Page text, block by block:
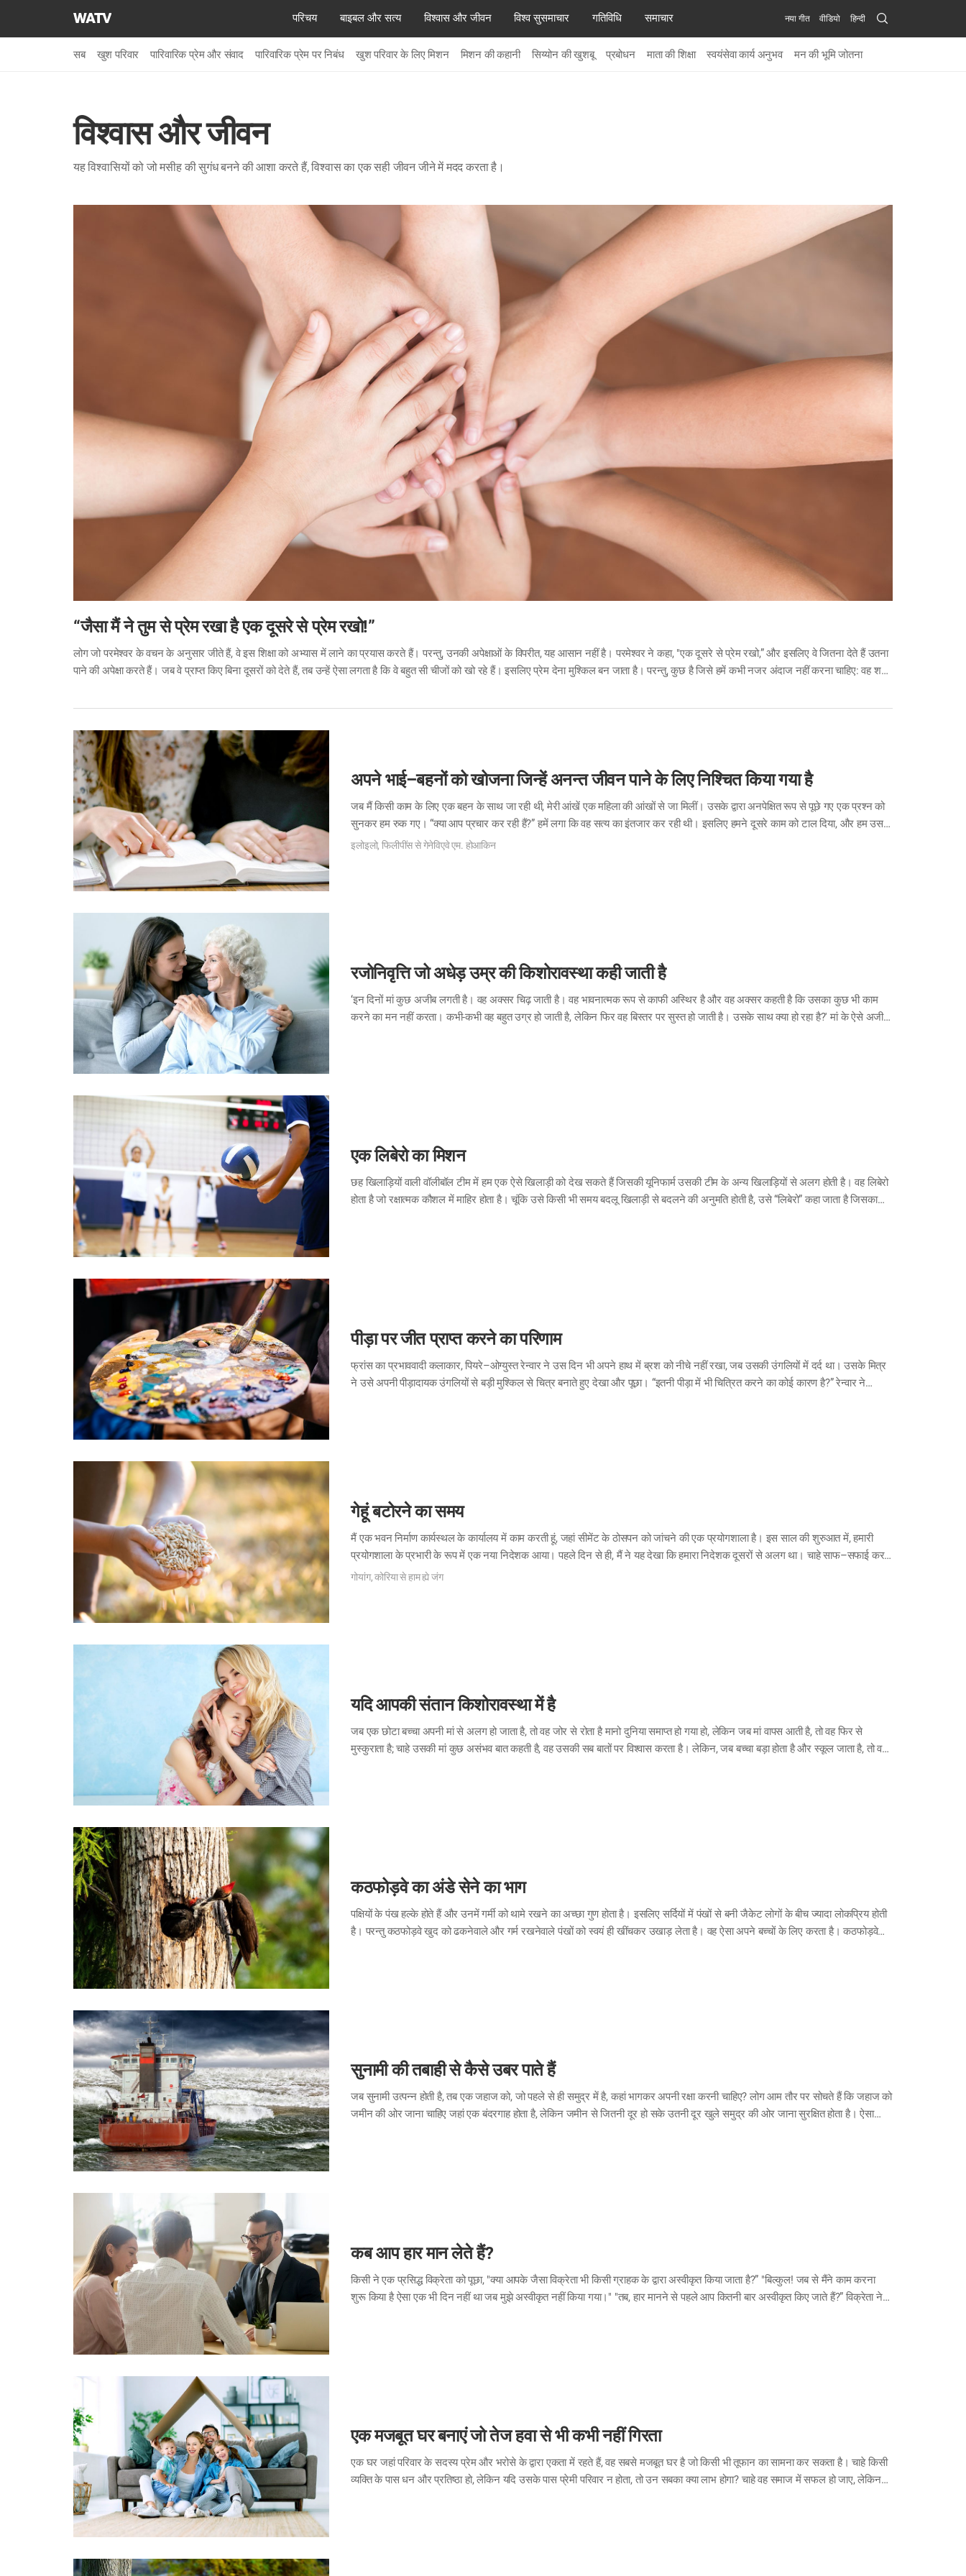
चर्च
गॉड
परिचय बाइबल और सत्य विश्वास और जीवन विश्व सुसमाचार गतिविधि समाचार नया गीत वीडियो हिन्दी Search
Submit
सब खुश परिवार पारिवारिक प्रेम और संवाद पारिवारिक प्रेम पर निबंध खुश परिवार के लिए मिशन मिशन की कहानी सिय्योन की खुशबू प्रबोधन माता की शिक्षा स्वयंसेवा कार्य अनुभव मन की भूमि जोतना
विश्वास और जीवन
यह विश्वासियों को जो मसीह की सुगंध बनने की आशा करते हैं, विश्वास का एक सही जीवन जीने में मदद करता है।
“जैसा मैं ने तुम से प्रेम रखा है एक दूसरे से प्रेम रखो!”
लोग जो परमेश्वर के वचन के अनुसार जीते हैं, वे इस शिक्षा को अभ्यास में लाने का प्रयास करते हैं। परन्तु, उनकी अपेक्षाओं के विपरीत, यह आसान नहीं है। परमेश्वर ने कहा, "एक दूसरे से प्रेम रखो,” और इसलिए वे जितना देते हैं उतना
पाने की अपेक्षा करते हैं। जब वे प्राप्त किए बिना दूसरों को देते हैं, तब उन्हें ऐसा लगता है कि वे बहुत सी चीजों को खो रहे हैं। इसलिए प्रेम देना मुश्किल बन जाता है। परन्तु, कुछ है जिसे हमें कभी नजर अंदाज नहीं करना चाहिए: वह शर्त
अपने भाई–बहनों को खोजना जिन्हें अनन्त जीवन पाने के लिए निश्चित किया गया है
जब मैं किसी काम के लिए एक बहन के साथ जा रही थी, मेरी आंखें एक महिला की आंखों से जा मिलीं। उसके द्वारा अनपेक्षित रूप से पूछे गए एक प्रश्न को
सुनकर हम रुक गए। “क्या आप प्रचार कर रही हैं?” हमें लगा कि वह सत्य का इंतजार कर रही थी। इसलिए हमने दूसरे काम को टाल दिया, और हम उससे
बात करने लगीं। जब हमने उससे कहा कि हम चर्च ऑफ गॉड से हैं और हम स्वर्गीय माता के बारे में प्रचार कर रही हैं, तब उसकी आंखों में जिज्ञासा का भाव
इलोइलो, फिलीपींस से गेनेविएवे एम. होआकिन
रजोनिवृत्ति जो अधेड़ उम्र की किशोरावस्था कही जाती है
‘इन दिनों मां कुछ अजीब लगती है। वह अक्सर चिढ़ जाती है। वह भावनात्मक रूप से काफी अस्थिर है और वह अक्सर कहती है कि उसका कुछ भी काम
करने का मन नहीं करता। कभी-कभी वह बहुत उग्र हो जाती है, लेकिन फिर वह बिस्तर पर सुस्त हो जाती है। उसके साथ क्या हो रहा है?' मां के ऐसे अजीब
एक लिबेरो का मिशन
छह खिलाड़ियों वाली वॉलीबॉल टीम में हम एक ऐसे खिलाड़ी को देख सकते हैं जिसकी यूनिफार्म उसकी टीम के अन्य खिलाड़ियों से अलग होती है। वह लिबेरो
होता है जो रक्षात्मक कौशल में माहिर होता है। चूंकि उसे किसी भी समय बदलू खिलाड़ी से बदलने की अनुमति होती है, उसे “लिबेरो” कहा जाता है जिसका
पीड़ा पर जीत प्राप्त करने का परिणाम
फ्रांस का प्रभाववादी कलाकार, पियरे–ओग्युस्त रेन्वार ने उस दिन भी अपने हाथ में ब्रश को नीचे नहीं रखा, जब उसकी उंगलियों में दर्द था। उसके मित्र
ने उसे अपनी पीड़ादायक उंगलियों से बड़ी मुश्किल से चित्र बनाते हुए देखा और पूछा। “इतनी पीड़ा में भी चित्रित करने का कोई कारण है?” रेन्वार ने
गेहूं बटोरने का समय
मैं एक भवन निर्माण कार्यस्थल के कार्यालय में काम करती हूं, जहां सीमेंट के ठोसपन को जांचने की एक प्रयोगशाला है। इस साल की शुरुआत में, हमारी
प्रयोगशाला के प्रभारी के रूप में एक नया निदेशक आया। पहले दिन से ही, मैं ने यह देखा कि हमारा निदेशक दूसरों से अलग था। चाहे साफ–सफाई करने
वाली कम्पनी से एक कर्मचारी हमारे कार्यालय की सफाई करने आता था, इस बात की चिन्ता करते हुए कि एक कर्मचारी के लिए दोनों मंजिल साफ करना
गोयांग, कोरिया से हाम ह्ये जंग
यदि आपकी संतान किशोरावस्था में है
जब एक छोटा बच्चा अपनी मां से अलग हो जाता है, तो वह जोर से रोता है मानो दुनिया समाप्त हो गया हो, लेकिन जब मां वापस आती है, तो वह फिर से
मुस्कुराता है; चाहे उसकी मां कुछ असंभव बात कहती है, वह उसकी सब बातों पर विश्वास करता है। लेकिन, जब बच्चा बड़ा होता है और स्कूल जाता है, तो वह
कठफोड़वे का अंडे सेने का भाग
पक्षियों के पंख हल्के होते हैं और उनमें गर्मी को थामे रखने का अच्छा गुण होता है। इसलिए सर्दियों में पंखों से बनी जैकेट लोगों के बीच ज्यादा लोकप्रिय होती
है। परन्तु कठफोड़वे खुद को ढकनेवाले और गर्म रखनेवाले पंखों को स्वयं ही खींचकर उखाड़ लेता है। वह ऐसा अपने बच्चों के लिए करता है। कठफोड़वे
सुनामी की तबाही से कैसे उबर पाते हैं
जब सुनामी उत्पन्न होती है, तब एक जहाज को, जो पहले से ही समुद्र में है, कहां भागकर अपनी रक्षा करनी चाहिए? लोग आम तौर पर सोचते हैं कि जहाज को
जमीन की ओर जाना चाहिए जहां एक बंदरगाह होता है, लेकिन जमीन से जितनी दूर हो सके उतनी दूर खुले समुद्र की ओर जाना सुरक्षित होता है। ऐसा
कब आप हार मान लेते हैं?
किसी ने एक प्रसिद्ध विक्रेता को पूछा, "क्या आपके जैसा विक्रेता भी किसी ग्राहक के द्वारा अस्वीकृत किया जाता है?” "बिल्कुल! जब से मैंने काम करना
शुरू किया है ऐसा एक भी दिन नहीं था जब मुझे अस्वीकृत नहीं किया गया।" "तब, हार मानने से पहले आप कितनी बार अस्वीकृत किए जाते हैं?” विक्रेता ने
एक मजबूत घर बनाएं जो तेज हवा से भी कभी नहीं गिरता
एक घर जहां परिवार के सदस्य प्रेम और भरोसे के द्वारा एकता में रहते हैं, वह सबसे मजबूत घर है जो किसी भी तूफान का सामना कर सकता है। चाहे किसी
व्यक्ति के पास धन और प्रतिष्ठा हो, लेकिन यदि उसके पास प्रेमी परिवार न होता, तो उन सबका क्या लाभ होगा? चाहे वह समाज में सफल हो जाए, लेकिन